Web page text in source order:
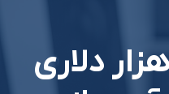
حمایت ۵۰۰ هزار دلاری